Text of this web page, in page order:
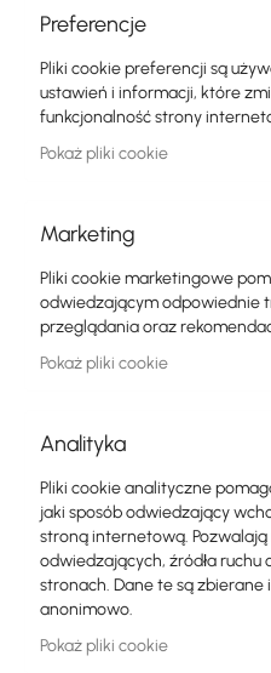
początek
galerii
Mufa Tycon 400 B4
305,95 zł
248,74 zł
Ilość
DO
Zamówienia złożone
najbliższy dzień roboczy.
Dostawa od 14,99 zł
Preferencje
Pliki cookie preferencji są
ustawień i informacji, które
funkcjonalność strony
Pokaż pliki cookie
Marketing
Pliki cookie marketingowe
odwiedzającym odpowiednie
przeglądania oraz
Pokaż pliki cookie
Analityka
Pliki cookie analityczne
jaki sposób odwiedzający
stroną internetową.
odwiedzających, źródła ruchu
stronach. Dane te są
anonimowo.
Pokaż pliki cookie